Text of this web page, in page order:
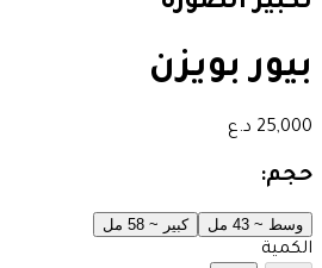
بيور بويزن
25,000 د.ع
حجم:
وسط ~ 43 مل كبير ~ 58 مل
الكمية